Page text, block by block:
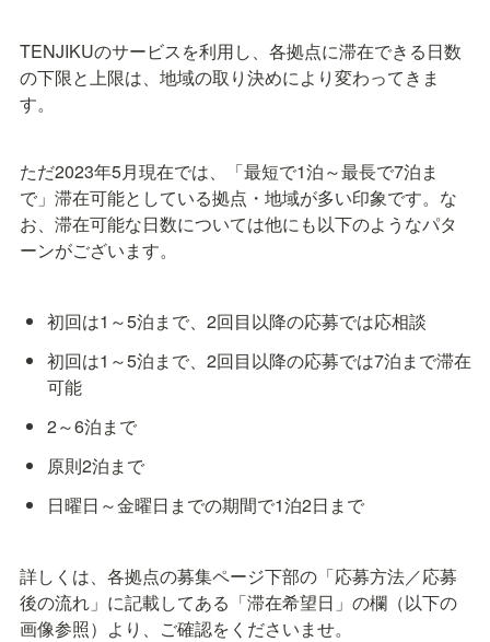
TENJIKUのサービスを利用し、各拠点に滞在できる日数
の下限と上限は、地域の取り決めにより変わってきま
す。
ただ2023年5月現在では、「最短で1泊～最長で7泊ま
で」滞在可能としている拠点・地域が多い印象です。な
お、滞在可能な日数については他にも以下のようなパタ
ーンがございます。
初回は1～5泊まで、2回目以降の応募では応相談
初回は1～5泊まで、2回目以降の応募では7泊まで滞在
可能
2～6泊まで
原則2泊まで
日曜日～金曜日までの期間で1泊2日まで
詳しくは、各拠点の募集ページ下部の「応募方法／応募
後の流れ」に記載してある「滞在希望日」の欄（以下の
画像参照）より、ご確認をくださいませ。